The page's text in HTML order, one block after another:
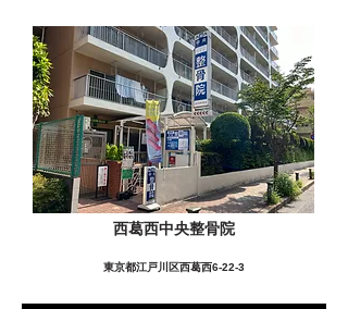
西葛西中央整骨院
東京都江戸川区西葛西6-22-3